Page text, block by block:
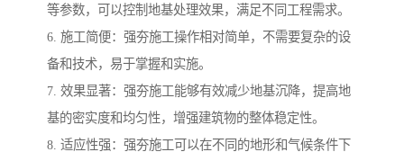
等参数，可以控制地基处理效果，满足不同工程需求。
6. 施工简便：强夯施工操作相对简单，不需要复杂的设
备和技术，易于掌握和实施。
7. 效果显著：强夯施工能够有效减少地基沉降，提高地
基的密实度和均匀性，增强建筑物的整体稳定性。
8. 适应性强：强夯施工可以在不同的地形和气候条件下